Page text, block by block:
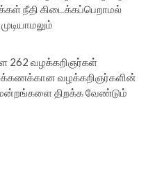
நீதி கிடைக்கப்பெறாமல்
262 வழக்கறிஞர்கள்
வழக்கறிஞர்களின்
திறக்க வேண்டும்